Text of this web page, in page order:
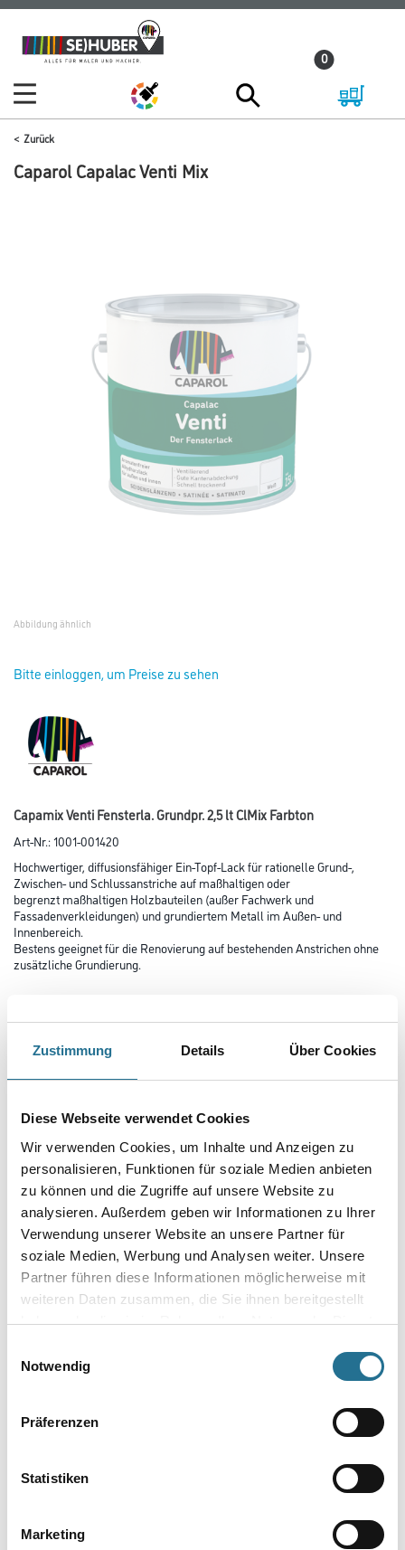
Zustimmung Details Über Cookies
Diese Webseite verwendet Cookies
Wir verwenden Cookies, um Inhalte und Anzeigen zu
personalisieren, Funktionen für soziale Medien anbieten
zu können und die Zugriffe auf unsere Website zu
analysieren. Außerdem geben wir Informationen zu Ihrer
Verwendung unserer Website an unsere Partner für
soziale Medien, Werbung und Analysen weiter. Unsere
Partner führen diese Informationen möglicherweise mit
weiteren Daten zusammen, die Sie ihnen bereitgestellt
haben oder die sie im Rahmen Ihrer Nutzung der Dienste
Notwendig
Präferenzen
Statistiken
Marketing
Zum
Inhalt
Zum
Navigationsmenü
0
Zurück
Caparol Capalac Venti Mix
Abbildung ähnlich
Bitte einloggen, um Preise zu sehen
Capamix Venti Fensterla. Grundpr. 2,5 lt ClMix Farbton
Art-Nr.:1001-001420
Hochwertiger, diffusionsfähiger Ein-Topf-Lack für rationelle Grund-,
Zwischen- und Schlussanstriche auf maßhaltigen oder
begrenzt maßhaltigen Holzbauteilen (außer Fachwerk und
Fassadenverkleidungen) und grundiertem Metall im Außen- und
Innenbereich.
Bestens geeignet für die Renovierung auf bestehenden Anstrichen ohne
zusätzliche Grundierung.
Gebinde
Umrechnungsfaktoren
Zur Farbauswahl für Ihren Wunschfarbton